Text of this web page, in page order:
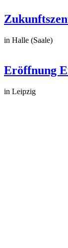
in Halle (Saale)
Eröffnung
in Leipzig